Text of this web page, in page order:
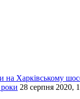
на Харківському
28 серпня 2020,